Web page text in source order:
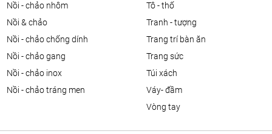
nồi - chảo nhôm
nồi & chảo
nồi - chảo chống dính
nồi - chảo gang
nồi - chảo inox
nồi - chảo tráng men
tô - thố
tranh - tượng
trang trí bàn ăn
trang sức
túi xách
váy- đầm
vòng tay